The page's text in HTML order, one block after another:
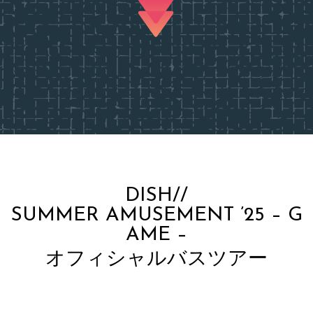
DISH//
SUMMER AMUSEMENT ’25 – G
AME –
オフィシャルバスツアー